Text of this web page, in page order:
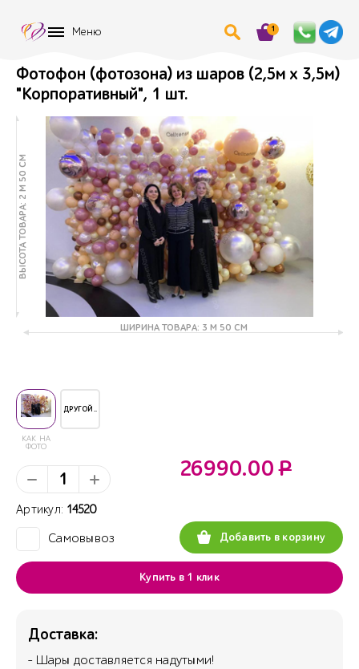
Меню 1
Фотофон (фотозона) из шаров (2,5м х 3,5м)
"Корпоративный", 1 шт.
ВЫСОТА ТОВАРА: 2 М 50 СМ
ШИРИНА ТОВАРА: 3 М 50 СМ
КАК НА
ФОТО
ДРУГОЙ..
Артикул: 14520
Самовывоз
26990.00 Р
Добавить в корзину
Купить в 1 клик
Доставка:
- Шары доставляется надутыми!